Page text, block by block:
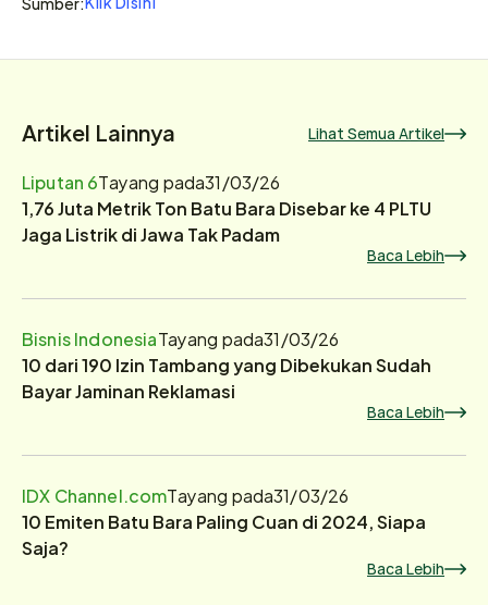
Artikel Lainnya Lihat Semua Artikel
Liputan 6Tayang pada31/03/26
1,76 Juta Metrik Ton Batu Bara Disebar ke 4 PLTU
Jaga Listrik di Jawa Tak Padam
Baca Lebih
Bisnis IndonesiaTayang pada31/03/26
10 dari 190 Izin Tambang yang Dibekukan Sudah
Bayar Jaminan Reklamasi
Baca Lebih
IDX Channel.comTayang pada31/03/26
10 Emiten Batu Bara Paling Cuan di 2024, Siapa
Saja?
Baca Lebih